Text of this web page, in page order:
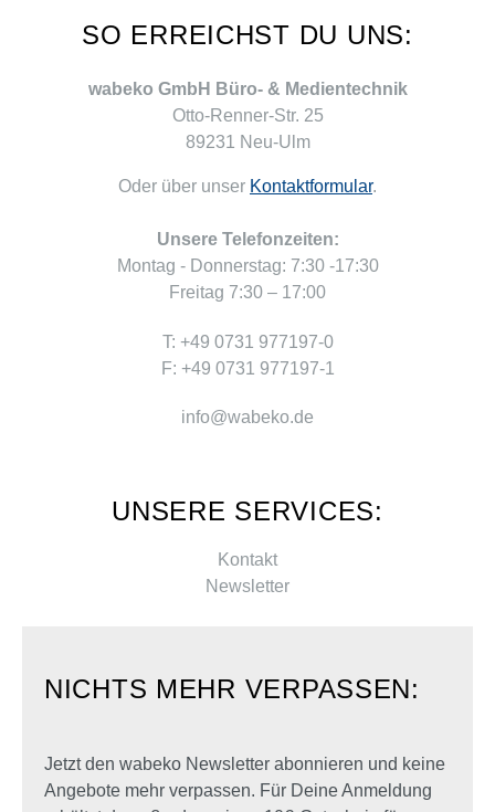
SO ERREICHST DU UNS:
wabeko GmbH Büro- & Medientechnik
Otto-Renner-Str. 25
89231 Neu-Ulm
Oder über unser Kontaktformular.
Unsere Telefonzeiten:
Montag - Donnerstag: 7:30 -17:30
Freitag 7:30 – 17:00
T: +49 0731 977197-0
F: +49 0731 977197-1
info@wabeko.de
UNSERE SERVICES:
Kontakt
Newsletter
NICHTS MEHR VERPASSEN:
Jetzt den wabeko Newsletter abonnieren und keine
Angebote mehr verpassen. Für Deine Anmeldung